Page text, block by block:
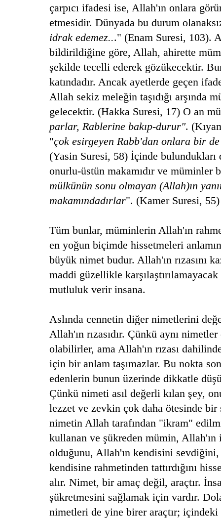
çarpıcı ifadesi ise, Allah'ın onlara
etmesidir. Dünyada bu durum
idrak edemez..." (Enam Suresi, 103).
bildirildiğine göre, Allah, ahirette
şekilde tecelli ederek gözükecektir.
katındadır. Ancak ayetlerde geçen
Allah sekiz meleğin taşıdığı arşında
gelecektir. (Hakka Suresi, 17) O an
parlar, Rablerine bakıp-durur".
"çok esirgeyen Rabb'dan onlara bir
(Yasin Suresi, 58) İçinde bulundukları
onurlu-üstün makamıdır ve müminler
mülkünün sonu olmayan (Allah)ın
makamındadırlar". (Kamer Suresi, 55)
Tüm bunlar, müminlerin Allah'ın
en yoğun biçimde hissetmeleri
büyük nimet budur. Allah'ın rızasını
maddi güzellikle
mutluluk verir insana.
Aslında cennetin diğer nimetlerini
Allah'ın rızasıdır. Çünkü aynı
olabilirler, ama Allah'ın rızası
için bir anlam taşımazlar. Bu nokta
edenlerin bunun üzerinde dikkatle
Çünkü nimeti asıl değerli kılan şey,
lezzet ve zevkin çok daha ötesinde bir
nimetin Allah tarafından "ikram"
kullanan ve şükreden mümin, Allah'ın
olduğunu, Allah'ın kendisini
kendisine rahmetinden tattırdığını
alır. Nimet, bir amaç değil, araçtır.
şükretmesini sağlamak için vardır.
nimetleri de yine birer araçtır;